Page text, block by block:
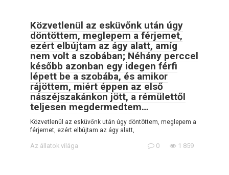
Közvetlenül az esküvőnk után úgy
döntöttem, meglepem a férjemet,
ezért elbújtam az ágy alatt, amíg
nem volt a szobában; Néhány perccel
később azonban egy idegen férfi
lépett be a szobába, és amikor
rájöttem, miért éppen az első
nászéjszakánkon jött, a rémülettől
teljesen megdermedtem…
Közvetlenül az esküvőnk után úgy döntöttem, meglepem a
férjemet, ezért elbújtam az ágy alatt,
Az állatok világa 0 1 859